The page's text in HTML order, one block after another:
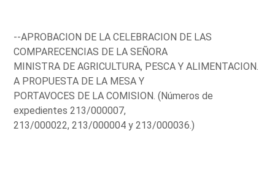
--APROBACION DE LA CELEBRACION DE LAS
COMPARECENCIAS DE LA SEÑORA
MINISTRA DE AGRICULTURA, PESCA Y ALIMENTACION.
A PROPUESTA DE LA MESA Y
PORTAVOCES DE LA COMISION. (Números de
expedientes 213/000007,
213/000022, 213/000004 y 213/000036.)